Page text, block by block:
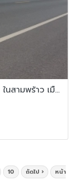
แบ่งขายที่ดิน ทำเลดีติดถนน เยื้องซีแพค ในสามพร้าว เมืองอุดรธานี
10 ถัดไป ›
หน้า